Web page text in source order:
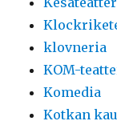
klovneria
KOM-
Komedia
Kotkan